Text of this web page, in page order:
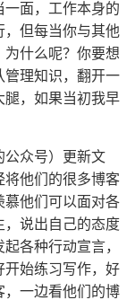
面，工作本身的
，但每当你与其他
为什么呢？你要想
管理知识，翻开一
腿，如果当初我早
公众号）更新文
将他们的很多博客
他们可以面对各
，说出自己的态度
各种行动宣言，
开始练习写作，好
，一边看他们的博